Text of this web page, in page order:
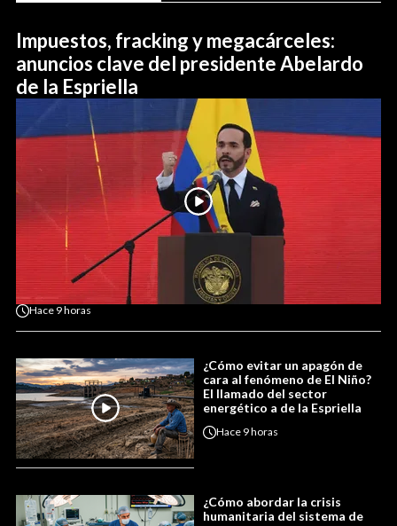
Impuestos, fracking y megacárceles:
anuncios clave del presidente Abelardo
de la Espriella
Hace 9 horas
¿Cómo evitar un apagón de
cara al fenómeno de El Niño?
El llamado del sector
energético a de la Espriella
Hace 9 horas
¿Cómo abordar la crisis
humanitaria del sistema de